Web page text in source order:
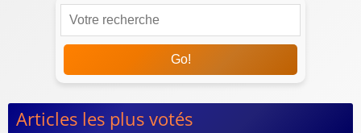
Go!
Articles les plus votés